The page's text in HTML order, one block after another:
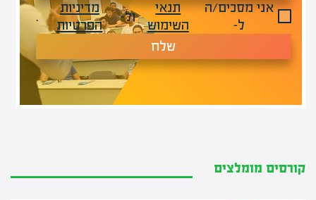
אני מסכים/ה
ל-
תנאי
השימוש
ול-
מדיניות
הפרטיות
.
שלח
קורסים מומלצים